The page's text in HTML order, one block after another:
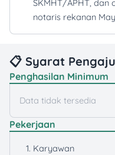
SKMHT/APHT, dan
notaris rekanan
📋 Syarat
Penghasilan Minimum
Data tidak tersedia
Pekerjaan
Karyawan